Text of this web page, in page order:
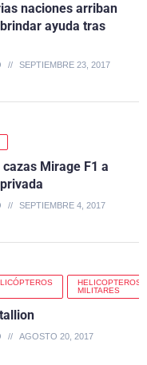
naciones arriban
ayuda tras
SEPTIEMBRE 23, 2017
Mirage F1 a
SEPTIEMBRE 4, 2017
HELICOPTEROS
MILITARES
AGOSTO 20, 2017